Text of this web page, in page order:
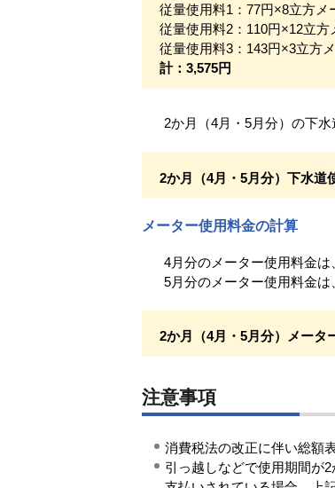
従量使用料1：77円×8立方メ
従量使用料2：110円×12立方
従量使用料3：143円×3立方
計：3,575円
2か月（4月・5月分）の下水
2か月（4月・5月分）下水道
メーター使用料金の計算
4月分のメーター使用料金は
5月分のメーター使用料金は
2か月（4月・5月分）メータ
注意事項
消費税法の改正に伴い総額
引っ越しなどで使用期間が